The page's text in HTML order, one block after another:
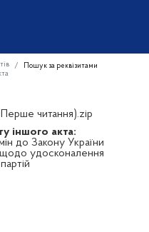
Пошук за реквізитами
читання).zip
іншого акта:
до Закону України
щодо удосконалення